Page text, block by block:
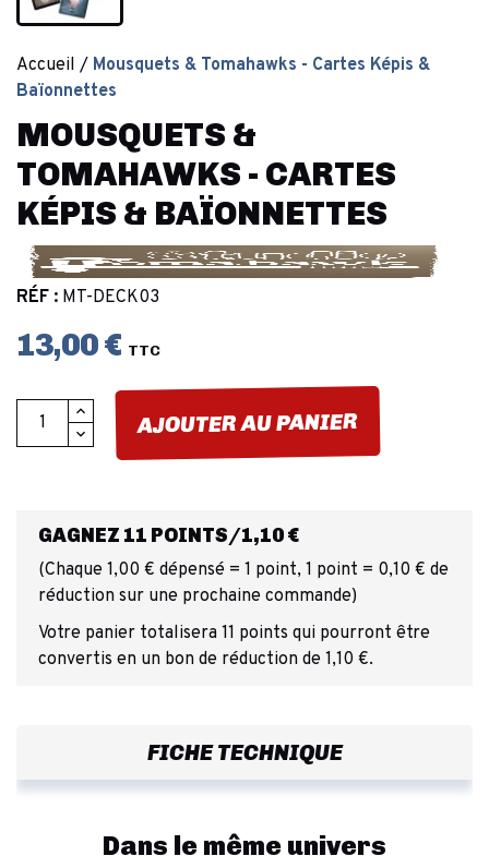
Accueil
Mousquets & Tomahawks - Cartes Képis &
Baïonnettes
MOUSQUETS &
TOMAHAWKS - CARTES
KÉPIS & BAÏONNETTES
RÉF : MT-DECK03
13,00 € TTC
AJOUTER AU PANIER
GAGNEZ 11 POINTS/1,10 €
(Chaque 1,00 € dépensé = 1 point, 1 point = 0,10 € de
réduction sur une prochaine commande)
Votre panier totalisera 11 points qui pourront être
convertis en un bon de réduction de 1,10 €.
FICHE TECHNIQUE
Dans le même univers